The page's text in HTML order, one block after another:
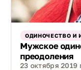
ОДИНОЧЕСТВО И
Мужское
преодоления
23 октября 2019